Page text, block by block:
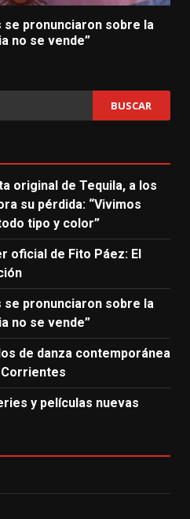
pronunciaron sobre la
no se vende”
original de Tequila, a los
su pérdida: “Vivimos
tipo y color”
oficial de Fito Páez: El
pronunciaron sobre la
no se vende”
de danza contemporánea
y películas nuevas